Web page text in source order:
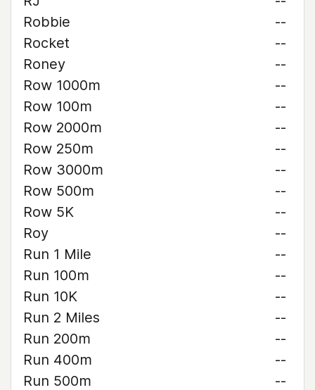
Robbie
--
Rocket
--
Roney
--
Row 1000m
--
Row 100m
--
Row 2000m
--
Row 250m
--
Row 3000m
--
Row 500m
--
Row 5K
--
Roy
--
Run 1 Mile
--
Run 100m
--
Run 10K
--
Run 2 Miles
--
Run 200m
--
Run 400m
--
Run 500m
--